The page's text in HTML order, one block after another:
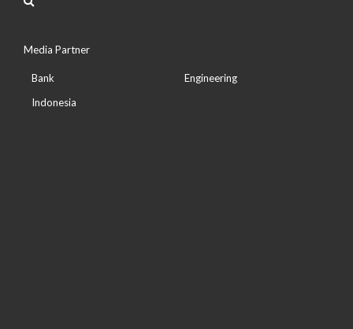
Media Partner
Bank
Indonesia
Engineering